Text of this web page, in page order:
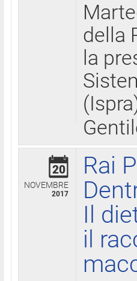
della
la
20
NOVEMBRE
2017
Rai
Il
il